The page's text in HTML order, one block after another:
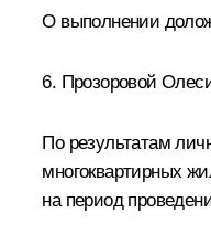
О выполнении
6. Прозоровой
По результатам
многоквартирных
на период